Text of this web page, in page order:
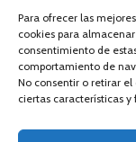
Para ofrecer las
cookies para
consentimiento de
comportamiento de
No consentir o retirar
ciertas características y
ÚLTIMOS